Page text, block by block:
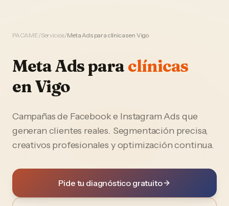
PACAME/Servicios/Meta Ads para clínicas en Vigo
Meta Adspara clínicas
enVigo
Campañas de Facebook e Instagram Ads que
generan clientes reales. Segmentación precisa,
creativos profesionales y optimización continua.
Pide tu diagnóstico gratuito